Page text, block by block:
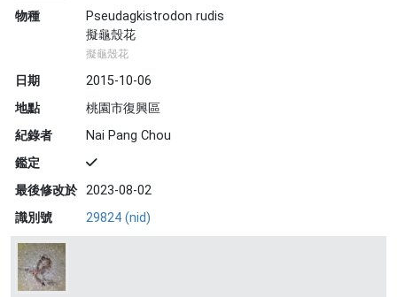
物種
Pseudagkistrodon rudis
擬龜殼花
擬龜殼花
日期
2015-10-06
地點
桃園市復興區
紀錄者
Nai Pang Chou
鑑定
最後修改於 2023-08-02
識別號
29824 (nid)